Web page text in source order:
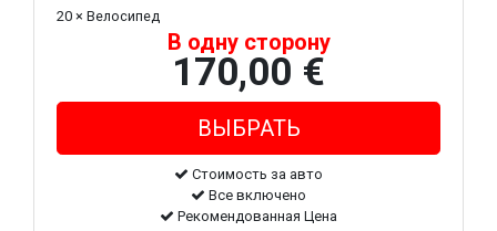
20 × Велосипед
В одну сторону
170,00 €
Стоимость за авто
Все включено
Рекомендованная Цена